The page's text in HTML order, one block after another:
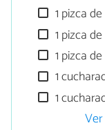
1 pizca
1 pizca
1 pizca
1
1